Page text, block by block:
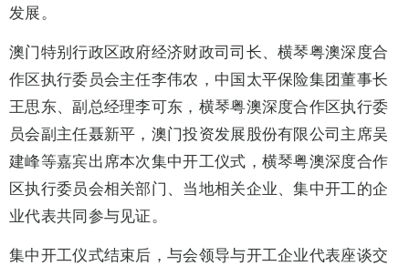
发展。
澳门特别行政区政府经济财政司司长、横琴粤澳深度合
作区执行委员会主任李伟农，中国太平保险集团董事长
王思东、副总经理李可东，横琴粤澳深度合作区执行委
员会副主任聂新平，澳门投资发展股份有限公司主席吴
建峰等嘉宾出席本次集中开工仪式，横琴粤澳深度合作
区执行委员会相关部门、当地相关企业、集中开工的企
业代表共同参与见证。
集中开工仪式结束后，与会领导与开工企业代表座谈交